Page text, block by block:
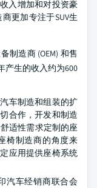
入增加和对投资豪
更加专注于SUV生
制造商 (OEM) 和售
产生的收入约为600
车制造和组装的扩
合作，开发和制造
适性需求定制的座
椅制造商的角度来
应用提供座椅系统
汽车经销商联合会